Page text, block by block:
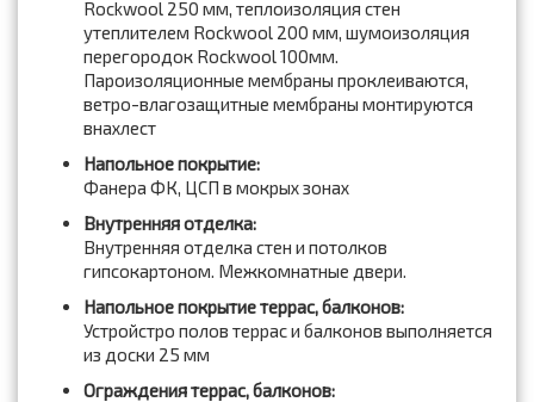
Rockwool 250 мм, теплоизоляция стен
утеплителем Rockwool 200 мм, шумоизоляция
перегородок Rockwool 100мм.
Пароизоляционные мембраны проклеиваются,
ветро-влагозащитные мембраны монтируются
внахлест
Напольное покрытие:
Фанера ФК, ЦСП в мокрых зонах
Внутренняя отделка:
Внутренняя отделка стен и потолков
гипсокартоном. Межкомнатные двери.
Напольное покрытие террас, балконов:
Устройстро полов террас и балконов выполняется
из доски 25 мм
Ограждения террас, балконов: